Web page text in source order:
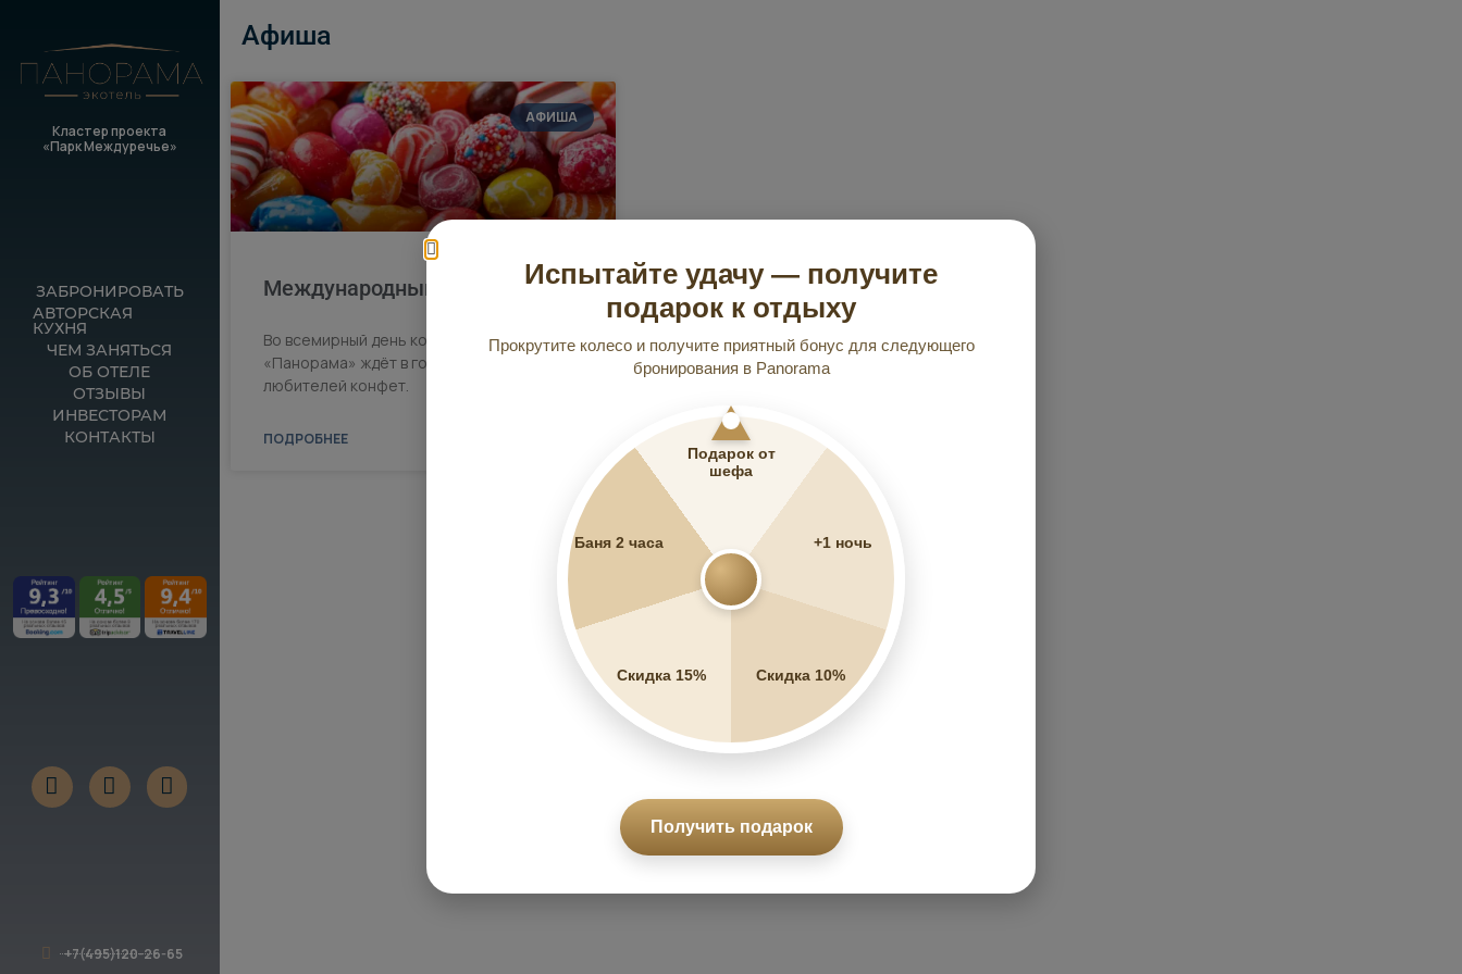
Кластер проекта
«Парк Междуречье»
ЗАБРОНИРОВАТЬ
АВТОРСКАЯ
КУХНЯ
ЧЕМ ЗАНЯТЬСЯ
ОБ ОТЕЛЕ
ОТЗЫВЫ
ИНВЕСТОРАМ
КОНТАКТЫ
+7(495)120-26-65
Афиша
АФИША
Международный день конфет
Во всемирный день конфет парк — отель
«Панорама» ждёт в гости сладкоежек и
любителей конфет.
ПОДРОБНЕЕ
2
Испытайте удачу — получите
подарок к отдыху
Прокрутите колесо и получите приятный бонус для следующего
бронирования в Panorama
Подарок от
шефа
+1 ночь
Скидка 10%
Скидка 15%
Баня 2 часа
Получить подарок